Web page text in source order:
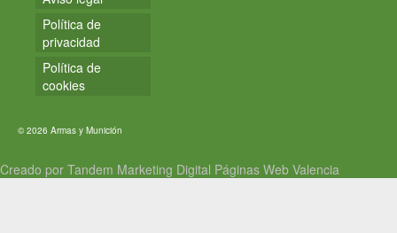
Política de
privacidad
Política de
cookies
© 2026 Armas y Munición
Creado por Tandem Marketing Digital Páginas Web Valencia